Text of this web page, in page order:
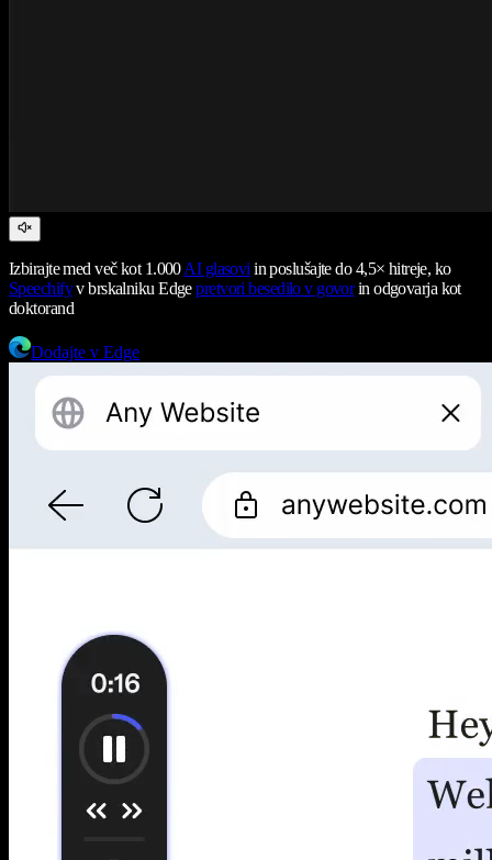
Izbirajte med več kot 1.000AI glasovi in poslušajte do 4,5× hitreje, ko
Speechifyv brskalniku Edgepretvori besedilo v govorin odgovarja kot
doktorand
Dodajte v Edge